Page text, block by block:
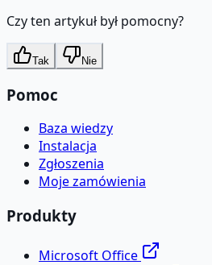
Czy ten artykuł był pomocny?
Tak Nie
Pomoc
Baza wiedzy
Instalacja
Zgłoszenia
Moje zamówienia
Produkty
Microsoft Office